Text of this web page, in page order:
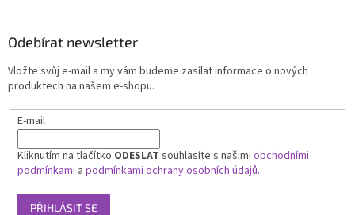
Odebírat newsletter
Vložte svůj e-mail a my vám budeme zasílat informace o nových
produktech na našem e-shopu.
E-mail
Kliknutím na tlačítko ODESLAT souhlasíte s našimi obchodními
podmínkami a podmínkami ochrany osobních údajů.
PŘIHLÁSIT SE